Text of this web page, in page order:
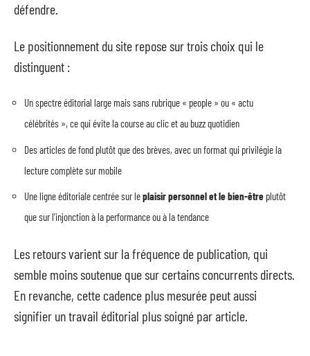
défendre.
Le positionnement du site repose sur trois choix qui le
distinguent :
Un spectre éditorial large mais sans rubrique « people » ou « actu
célébrités », ce qui évite la course au clic et au buzz quotidien
Des articles de fond plutôt que des brèves, avec un format qui privilégie la
lecture complète sur mobile
Une ligne éditoriale centrée sur leplaisir personnel et le bien-être plutôt
que sur l’injonction à la performance ou à la tendance
Les retours varient sur la fréquence de publication, qui
semble moins soutenue que sur certains concurrents directs.
En revanche, cette cadence plus mesurée peut aussi
signifier un travail éditorial plus soigné par article.